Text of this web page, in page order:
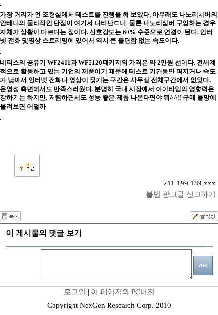
가장 거리가 먼 조형실에서 테스트를 진행을 해 보았다. 아무래도 나노리시버의
안테나의 물리적인 단점이 여기서 나타난ㄷ나. 물론 나노리십버 구입하는 경우
자체가 상황이 다르다는 점이다. 신호강도는 60% 수준으로 연결이 된다. 인터
넷 전화 및영상 스트리밍에 있어서 역시 큰 불편함 없는 속도이다.
네티스의 공유기 WF2411과 WF2120패키지의 가격은 약 2만원 선이다. 전세계
적으로 활동하고 있는 기업의 제품이기 때문에 테스트 기간동안 퍼지거나 속도
가 낮아서 인터넷 전화나 영상이 끊기는 구간은 사무실 전체구간에서 없었다.
운영성 측면에서도 만족스러웠다. 분명히 국내 시장에서 아이타임의 영향력은
강하기는 하지만, 저렴하면서도 성능 좋은 제품 나온다면야 뭐^^!! 구매 물망에
올려보면 어떨까
9
211.199.189.xxx
불법 광고글 신고하기
이 게시물의 댓글 보기
로그인 | 이 페이지의 PC버전
Copyright NexGen Research Corp. 2010